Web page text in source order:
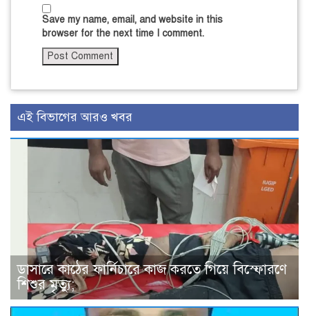
Save my name, email, and website in this
browser for the next time I comment.
এই বিভাগের আরও খবর
ডাসারে কাঠের ফার্নিচারে কাজ করতে গিয়ে বিস্ফোরণে
শিশুর মৃত্যু;